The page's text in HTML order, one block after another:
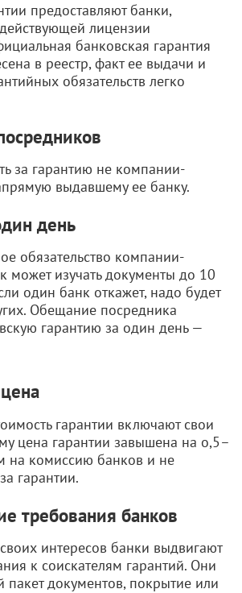
предоставляют банки,
лицензии
банковская гарантия
в реестр, факт ее выдачи и
обязательств легко
за гарантию не компании-
выдавшему ее банку.
день
обязательство компании-
может изучать документы до 10
один банк откажет, надо будет
Обещание посредника
гарантию за один день —
гарантии включают свои
цена гарантии завышена на о,5–
на комиссию банков и не
гарантии.
требования банков
интересов банки выдвигают
к соискателям гарантий. Они
пакет документов, покрытие или